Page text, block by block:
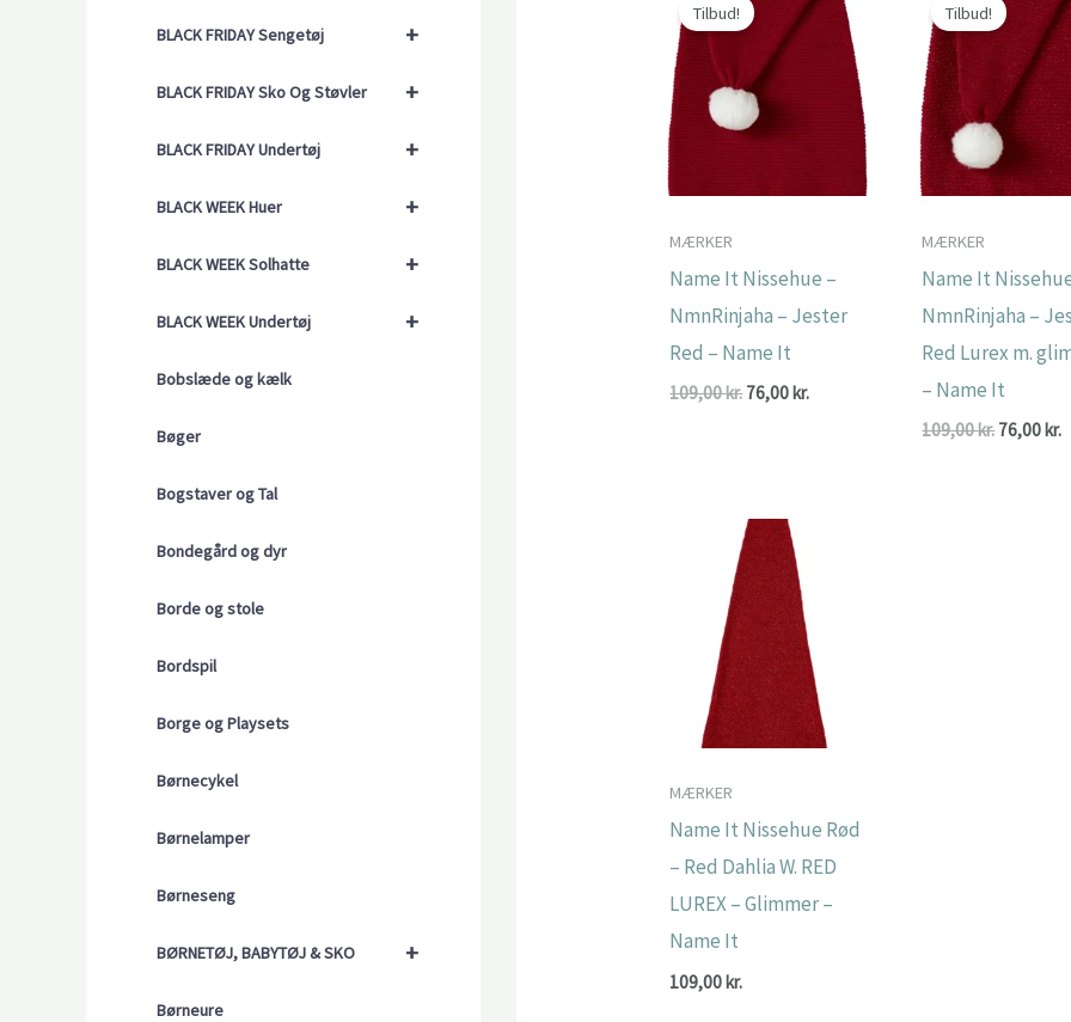
+
BLACK FRIDAY Sengetøj
+
BLACK FRIDAY Sko Og Støvler
+
BLACK FRIDAY Undertøj
+
BLACK WEEK Huer
+
BLACK WEEK Solhatte
+
BLACK WEEK Undertøj
Bobslæde og kælk
Bøger
Bogstaver og Tal
Bondegård og dyr
Borde og stole
Bordspil
Borge og Playsets
Børnecykel
Børnelamper
Børneseng
+
BØRNETØJ, BABYTØJ & SKO
Børneure
Tilbud!
MÆRKER
Name It Nissehue –
NmnRinjaha – Jester
Red – Name It
109,00kr.Den
76,00 kr.Den
Tilbud!
MÆRKER
Name It
NmnRinjaha –
Red Lurex m.
– Name It
109,00kr.Den
76,00 kr.
MÆRKER
Name It Nissehue Rød
– Red Dahlia W. RED
LUREX – Glimmer –
Name It
109,00kr.